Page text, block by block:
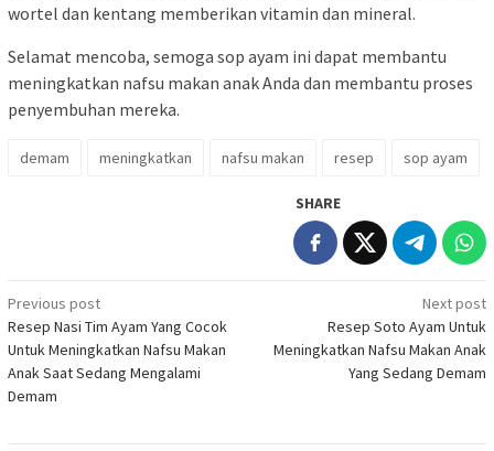
wortel dan kentang memberikan vitamin dan mineral.
Selamat mencoba, semoga sop ayam ini dapat membantu
meningkatkan nafsu makan anak Anda dan membantu proses
penyembuhan mereka.
demam meningkatkan nafsu makan resep sop ayam
SHARE
Post
navigation
Previous post
Resep Nasi Tim Ayam Yang Cocok
Untuk Meningkatkan Nafsu Makan
Anak Saat Sedang Mengalami
Demam
Next post
Resep Soto Ayam Untuk
Meningkatkan Nafsu Makan Anak
Yang Sedang Demam